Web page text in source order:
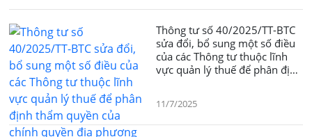
Thông tư số 40/2025/TT-BTC
sửa đổi, bổ sung một số điều
của các Thông tư thuộc lĩnh
vực quản lý thuế để phân định
chức chính quyền địa phương
02 cấp
11/7/2025